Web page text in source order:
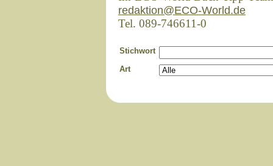
redaktion@ECO-World.de
Tel. 089-746611-0
Stichwort
Art